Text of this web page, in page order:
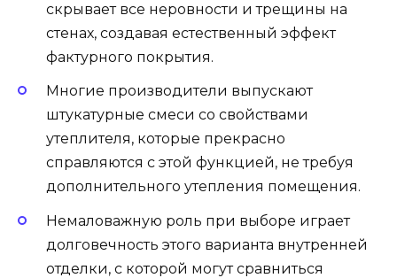
скрывает все неровности и трещины на
стенах, создавая естественный эффект
фактурного покрытия.
Многие производители выпускают
штукатурные смеси со свойствами
утеплителя, которые прекрасно
справляются с этой функцией, не требуя
дополнительного утепления помещения.
Немаловажную роль при выборе играет
долговечность этого варианта внутренней
отделки, с которой могут сравниться